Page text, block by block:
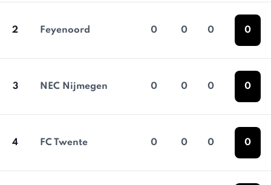
2 Feyenoord 0 0 0 0
3 NEC Nijmegen 0 0 0 0
4 FC Twente 0 0 0 0